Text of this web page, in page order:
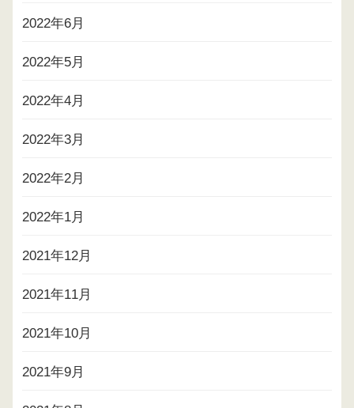
2022年6月
2022年5月
2022年4月
2022年3月
2022年2月
2022年1月
2021年12月
2021年11月
2021年10月
2021年9月